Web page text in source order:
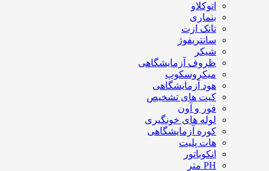
اتوکلاو
بنماری
تانک ازت
سانتریفوژ
شیکر
ظروف آزمایشگاهی
میکروسکوپ
هود آزمایشگاهی
کیت های تشخیص
فور و آون
لوله های خونگیری
کوره آزمایشگاهی
هات پلیت
انکوباتور
PH متر